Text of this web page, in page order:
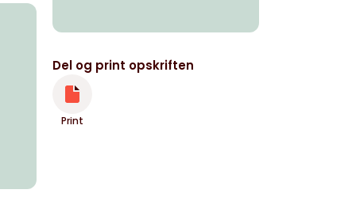
Del og print opskriften
Print